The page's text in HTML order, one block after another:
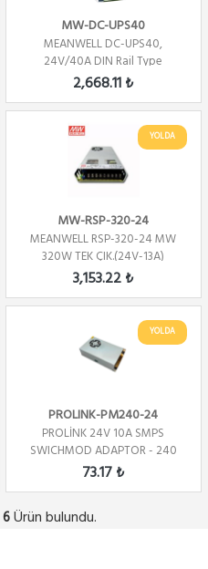
MW-DC-UPS40
MEANWELL DC-UPS40,
24V/40A DIN Rail Type
Uninterruptible DC-UPS Mo...
2,668.11 ₺
YOLDA
MW-RSP-320-24
MEANWELL RSP-320-24 MW
320W TEK ÇIK.(24V-13A)
3,153.22 ₺
YOLDA
PROLINK-PM240-24
PROLİNK 24V 10A SMPS
SWICHMOD ADAPTOR - 240
WATT
73.17 ₺
6Ürün bulundu.